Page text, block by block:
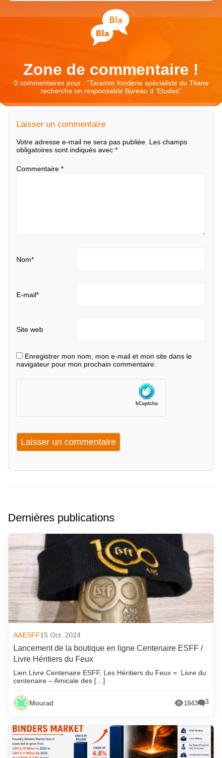
Zone de commentaire !
0 commentaires pour : "Taramm fonderie spécialiste du Titane
recherche un responsable Bureau d ‘Etudes"
Laisser un commentaire
Votre adresse e-mail ne sera pas publiée. Les champs
obligatoires sont indiqués avec *
Commentaire *
Nom*
E-mail*
Site web
Enregistrer mon nom, mon e-mail et mon site dans le
navigateur pour mon prochain commentaire.
Dernières publications
AAESFF15 Oct. 2024
Lancement de la boutique en ligne Centenaire ESFF /
Livre Héritiers du Feux
Lien Livre Centenaire ESFF, Les Héritiers du Feux = Livre du
centenaire – Amicale des […]
Mourad 1843 3